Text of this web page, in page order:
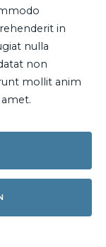
in
nulla
non
mollit anim